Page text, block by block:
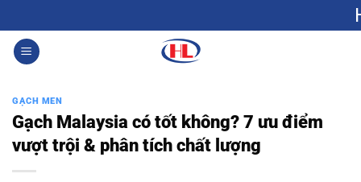
qua
nội
dung
Hưng Lộc:
GẠCH MEN
Gạch Malaysia có tốt không? 7 ưu điểm
vượt trội & phân tích chất lượng